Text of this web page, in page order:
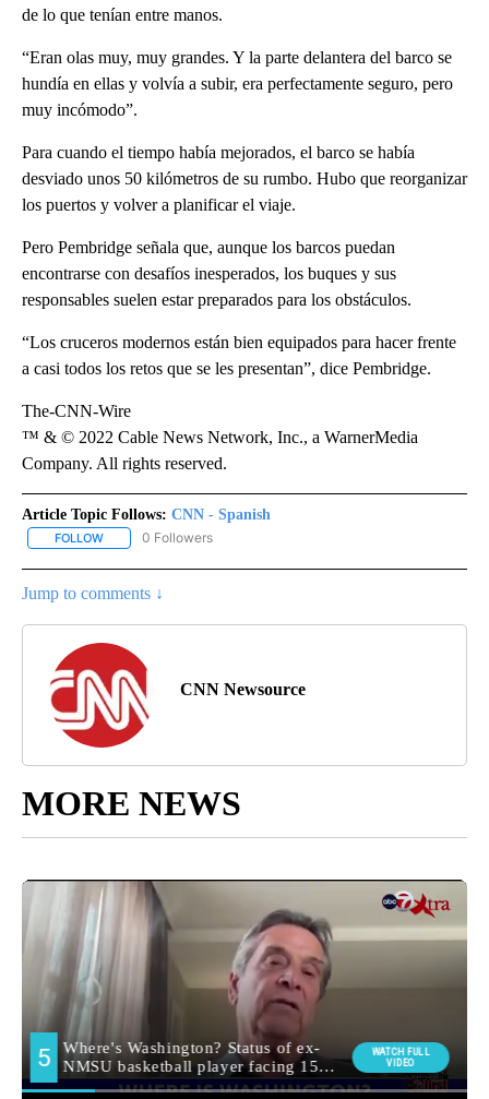
de lo que tenían entre manos.
“Eran olas muy, muy grandes. Y la parte delantera del barco se
hundía en ellas y volvía a subir, era perfectamente seguro, pero
muy incómodo”.
Para cuando el tiempo había mejorados, el barco se había
desviado unos 50 kilómetros de su rumbo. Hubo que reorganizar
los puertos y volver a planificar el viaje.
Pero Pembridge señala que, aunque los barcos puedan
encontrarse con desafíos inesperados, los buques y sus
responsables suelen estar preparados para los obstáculos.
“Los cruceros modernos están bien equipados para hacer frente
a casi todos los retos que se les presentan”, dice Pembridge.
The-CNN-Wire
™ & © 2022 Cable News Network, Inc., a WarnerMedia
Company. All rights reserved.
Article Topic Follows: CNN - Spanish
FOLLOW FOLLOW "CNN - SPANISH" TO RECEIVE NOTIFICATIONS ABOUT
0 Followers
Jump to comments ↓
CNN Newsource
MORE NEWS